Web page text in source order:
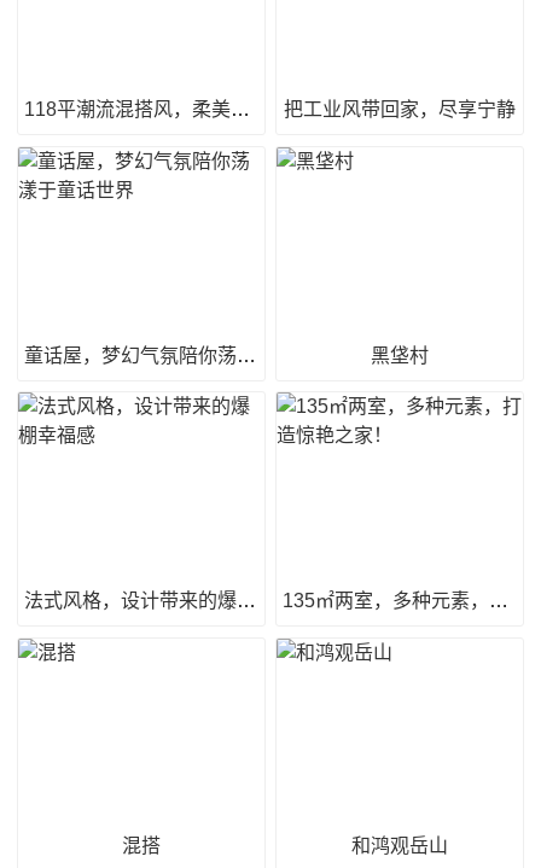
118平潮流混搭风，柔美时尚又独具魅力！ 把工业风带回家，尽享宁静
童话屋，梦幻气氛陪你荡漾于童话世界 黑垡村
法式风格，设计带来的爆棚幸福感 135㎡两室，多种元素，打造惊艳之家！
混搭 和鸿观岳山